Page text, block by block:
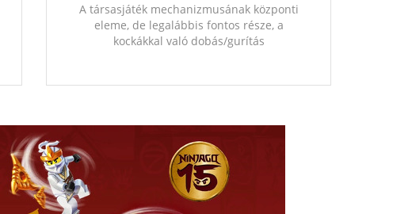
A társasjáték mechanizmusának központi
eleme, de legalábbis fontos része, a
kockákkal való dobás/gurítás